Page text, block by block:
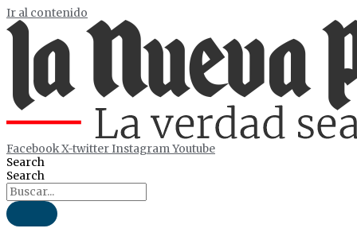
Ir al contenido
FacebookX-twitterInstagramYoutube
Search
Search